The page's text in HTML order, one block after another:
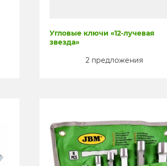
Угловые ключи «12-лучевая
звезда»
2 предложения